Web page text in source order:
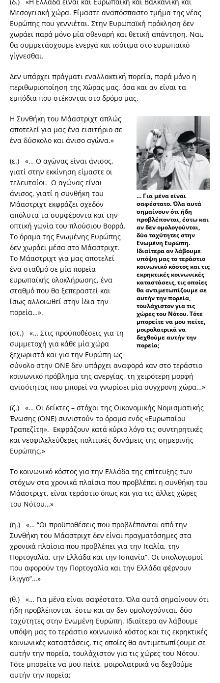
Μεσογειακή χώρα. Είμαστε αναπόσπαστο τμήμα της νέας
Ευρώπης που γεννιέται. Στην Ευρωπαϊκή πρόκληση δεν
χωράει παρά μόνο μία σθεναρή και θετική απάντηση. Ναι,
θα συμμετάσχουμε ενεργά και ισότιμα στο ευρωπαϊκό
γίγνεσθαι.
Δεν υπάρχει πράγματι εναλλακτική πορεία, παρά μόνο η
περιθωριοποίηση της Χώρας μας, όσα και αν είναι τα
εμπόδια που στέκονται στο δρόμο μας.
… Για μένα είναι
σαφέστατο. Όλα αυτά
σημαίνουν ότι ήδη
προβλέπονται, έστω και
αν δεν ομολογούνται,
δύο ταχύτητες στην
Ενωμένη Ευρώπη.
Ιδιαίτερα αν λάβουμε
υπόψη μας το τεράστιο
κοινωνικό κόστος και τις
εκρηκτικές κοινωνικές
καταστάσεις, τις οποίες
θα αντιμετωπίζουμε σε
αυτήν την πορεία,
τουλάχιστον για τις
χώρες του Νότου. Τότε
μπορείτε να μου πείτε,
μοιρολατρικά να
δεχθούμε αυτήν την
πορεία;
Η Συνθήκη του Μάαστριχτ απλώς
αποτελεί για μας ένα εισιτήριο σε
ένα δύσκολο και άνισο αγώνα.»
(ε.) «… Ο αγώνας είναι άνισος,
γιατί στην εκκίνηση είμαστε οι
τελευταίοι. Ο αγώνας είναι
άνισος, γιατί η συνθήκη του
Μάαστριχτ εκφράζει σχεδόν
απόλυτα τα συμφέροντα και την
οπτική γωνία του πλούσιου Βορρά.
Το όραμα της Ενωμένης Ευρώπης
δεν χωράει μέσα στο Μάαστριχτ.
Το Μάαστριχτ για μας αποτελεί
ένα σταθμό σε μία πορεία
ευρωπαϊκής ολοκλήρωσης, ένα
σταθμό που θα ξεπεραστεί και
ίσως αλλοιωθεί στην ίδια την
πορεία…».
(στ.) «… Στις προϋποθέσεις για τη
συμμετοχή για κάθε μία χώρα
ξεχωριστά και για την Ευρώπη ως
σύνολο στην ΟΝΕ δεν υπάρχει αναφορά καν στο τεράστιο
κοινωνικό πρόβλημα της ανεργίας, τη χειρότερη μορφή
ανισότητας που μπορεί να γνωρίσει μία σύγχρονη χώρα…»
(ζ.) «… Οι δείκτες – στόχοι της Οικονομικής Νομισματικής
Ένωσης (ΟΝΕ) συνιστούν το όραμα ενός «Ευρωπαίου
Τραπεζίτη». Εκφράζουν κατά κύριο λόγο τις συντηρητικές
και νεοφιλελεύθερες πολιτικές δυνάμεις της σημερινής
Ευρώπης.»
Το κοινωνικό κόστος για την Ελλάδα της επίτευξης των
στόχων στα χρονικά πλαίσια που προβλέπει η συνθήκη του
Μάαστριχτ, είναι τεράστιο όπως και για τις άλλες χώρες
του Νότου…»
(η.) «… “Οι προϋποθέσεις που προβλέπονται από την
Συνθήκη του Μάαστριχτ δεν είναι πραγματόσημες στα
χρονικά πλαίσια που προβλέπει για την Ιταλία, την
Πορτογαλία, την Ελλάδα και την Ισπανία”. Οι υπολογισμοί
που αφορούν την Πορτογαλία και την Ελλάδα φέρνουν
ίλιγγο”…»
(θ.) «… Για μένα είναι σαφέστατο. Όλα αυτά σημαίνουν ότι
ήδη προβλέπονται, έστω και αν δεν ομολογούνται, δύο
ταχύτητες στην Ενωμένη Ευρώπη. Ιδιαίτερα αν λάβουμε
υπόψη μας το τεράστιο κοινωνικό κόστος και τις εκρηκτικές
κοινωνικές καταστάσεις, τις οποίες θα αντιμετωπίζουμε σε
αυτήν την πορεία, τουλάχιστον για τις χώρες του Νότου.
Τότε μπορείτε να μου πείτε, μοιρολατρικά να δεχθούμε
αυτήν την πορεία;